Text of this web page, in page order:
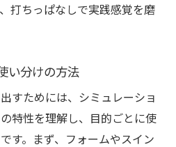
打ちっぱなしで実践感覚を磨
い分けの方法
すためには、シミュレーショ
特性を理解し、目的ごとに使
す。まず、フォームやスイン